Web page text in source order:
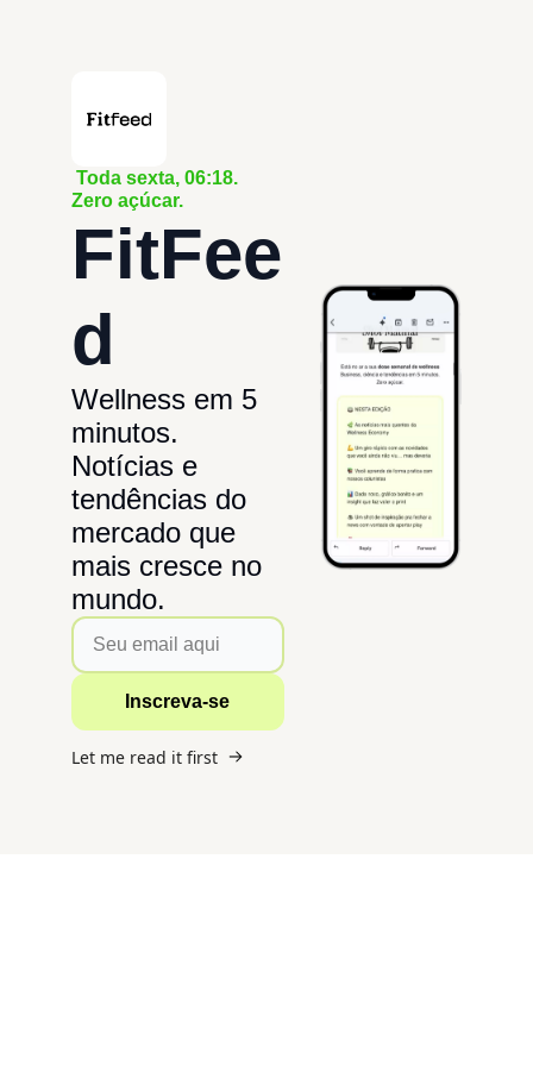
Zero açúcar.
FitFee
d
Wellness em 5
minutos.
Notícias e
tendências do
mercado que
mais cresce no
mundo.
Inscreva-se
Let me read it first